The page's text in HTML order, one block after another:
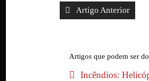
Artigo Anterior
Artigos que podem ser
Incêndios: